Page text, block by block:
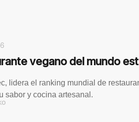
vegano del mundo
lidera el ranking mundial de
sabor y cocina artesanal.